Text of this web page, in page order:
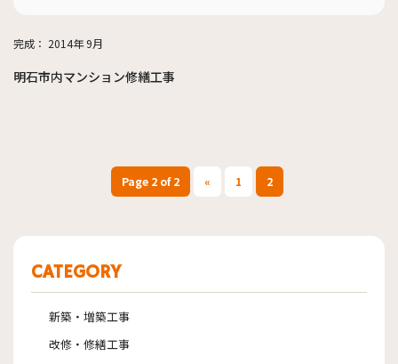
完成： 2014年 9月
明石市内マンション修繕工事
Page 2 of 2 « 1 2
CATEGORY
新築・増築工事
改修・修繕工事